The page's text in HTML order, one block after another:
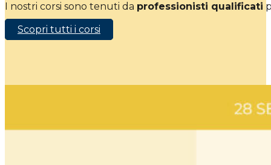
I nostri corsi sono tenuti da professionisti qualificati
Scopri tutti i corsi